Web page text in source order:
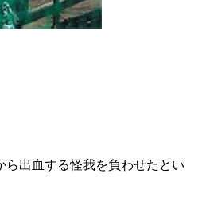
出血する怪我を負わせたとい